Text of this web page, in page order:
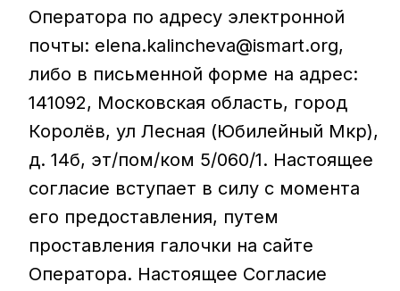
Оператора по адресу электронной
почты: elena.kalincheva@ismart.org,
либо в письменной форме на адрес:
141092, Московская область, город
Королёв, ул Лесная (Юбилейный Мкр),
д. 14б, эт/пом/ком 5/060/1. Настоящее
согласие вступает в силу с момента
его предоставления, путем
проставления галочки на сайте
Оператора. Настоящее Согласие